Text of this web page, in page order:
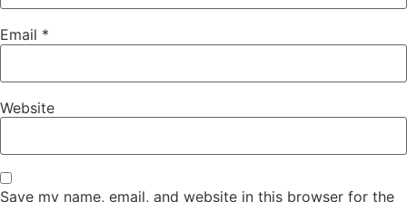
Email *
Website
Save my name, email, and website in this browser for the